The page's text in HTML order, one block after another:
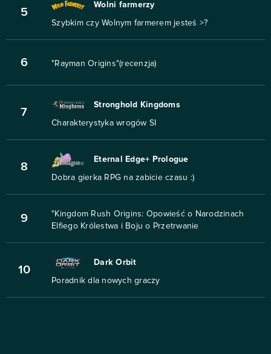
5
Wolni farmerzy
Szybkim czy Wolnym farmerem jesteś >?
6 "Rayman Origins"(recenzja)
7
Stronghold Kingdoms
Charakterystyka wrogów SI
8
Eternal Edge+ Prologue
Dobra gierka RPG na zabicie czasu :)
9
"Kingdom Rush Origins: Opowieść o Narodzinach
Elfiego Królestwa i Boju o Przetrwanie
10
Dark Orbit
Poradnik dla nowych graczy